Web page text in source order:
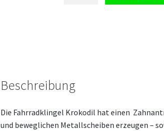
Beschreibung
Die Fahrradklingel Krokodil hat einen
und beweglichen Metallscheiben erzeugen –